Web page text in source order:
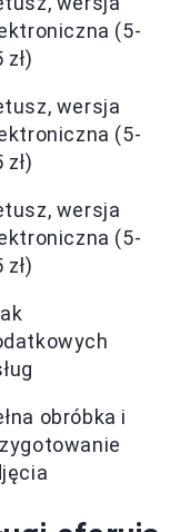
(5-
zł)
wersja
(5-
zł)
wersja
(5-
zł)
obróbka i